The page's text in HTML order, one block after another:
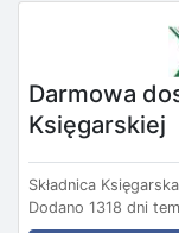
Darmowa
Księgarskiej
Składnica
Dodano 1318 dni